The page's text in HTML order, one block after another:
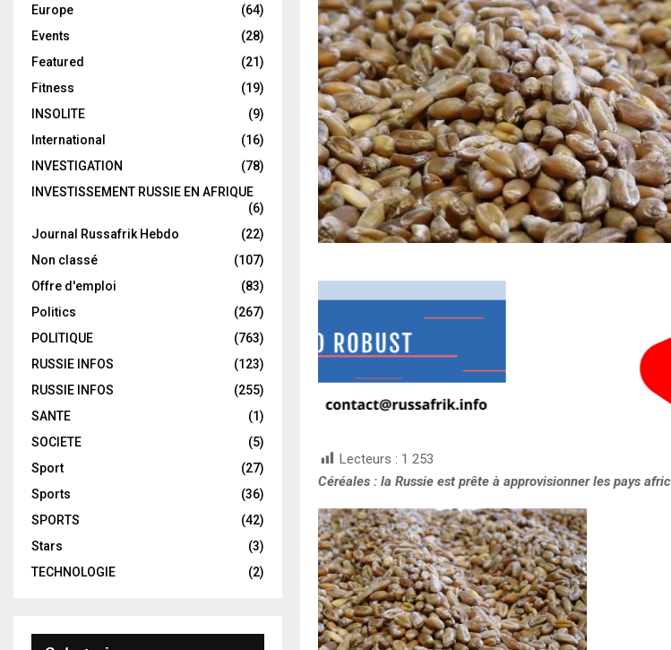
Lecteurs : 1 253
Céréales : la Russie est prête à approvisionner les pays
Europe
(64)
Events
(28)
Featured
(21)
Fitness
(19)
INSOLITE
(9)
International
(16)
INVESTIGATION
(78)
INVESTISSEMENT RUSSIE EN AFRIQUE
(6)
Journal Russafrik Hebdo
(22)
Non classé
(107)
Offre d'emploi
(83)
Politics
(267)
POLITIQUE
(763)
RUSSIE INFOS
(123)
RUSSIE INFOS
(255)
SANTE
(1)
SOCIETE
(5)
Sport
(27)
Sports
(36)
SPORTS
(42)
Stars
(3)
TECHNOLOGIE
(2)